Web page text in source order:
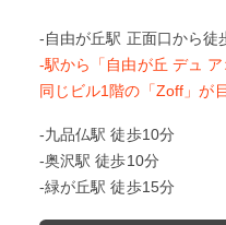
-自由が丘駅 正面口から徒
-駅から「自由が丘 デュ
同じビル1階の「Zoff」が
-九品仏駅 徒歩10分
-奥沢駅 徒歩10分
-緑が丘駅 徒歩15分